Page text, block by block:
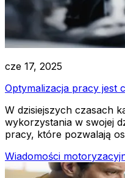
cze 17, 2025
Optymalizacja pracy jest
W dzisiejszych czasach
wykorzystania w swojej
pracy, które pozwalają
Wiadomości